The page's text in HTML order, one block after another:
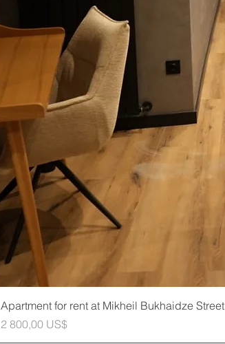
Apartment for rent at Mikheil Bukhaidze Street
Cena
2 800,00 US$